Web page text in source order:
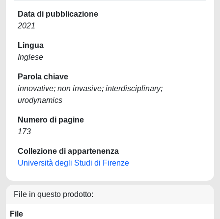
Data di pubblicazione
2021
Lingua
Inglese
Parola chiave
innovative; non invasive; interdisciplinary;
urodynamics
Numero di pagine
173
Collezione di appartenenza
Università degli Studi di Firenze
File in questo prodotto:
File